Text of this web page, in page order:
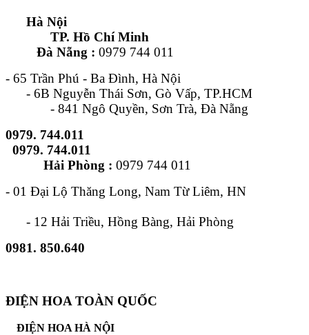
Hà Nội
TP. Hồ Chí Minh
Đà Nẵng : 0979 744 011
- 65 Trần Phú - Ba Đình, Hà Nội
- 6B Nguyễn Thái Sơn, Gò Vấp, TP.HCM
- 841 Ngô Quyền, Sơn Trà, Đà Nẵng
0979. 744.011
0979. 744.011
Hải Phòng : 0979 744 011
- 01 Đại Lộ Thăng Long, Nam Từ Liêm, HN
- 12 Hải Triều, Hồng Bàng, Hải Phòng
0981. 850.640
ĐIỆN HOA TOÀN QUỐC
ĐIỆN HOA HÀ NỘI